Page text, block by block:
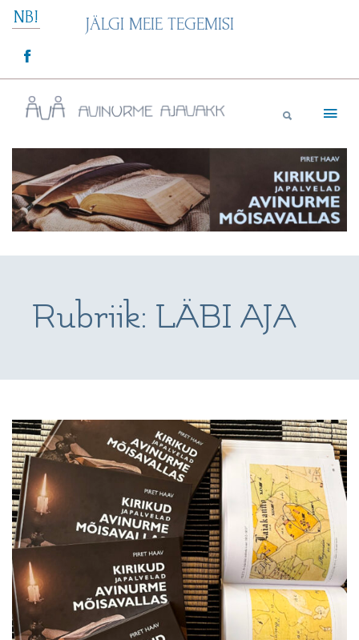
Skip
NB! JÄLGI MEIE TEGEMISI
Avinurme Ajavakk
Rubriik: LÄBI AJA